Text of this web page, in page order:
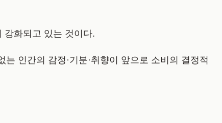
강화되고 있는 것이다.
인간의 감정·기분·취향이 앞으로 소비의 결정적